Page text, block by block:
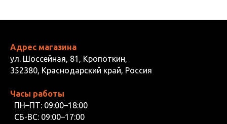
Адрес магазина
ул. Шоссейная, 81, Кропоткин,
352380, Краснодарский край, Россия
Часы работы
ПН–ПТ: 09:00–18:00
СБ-ВС: 09:00–17:00